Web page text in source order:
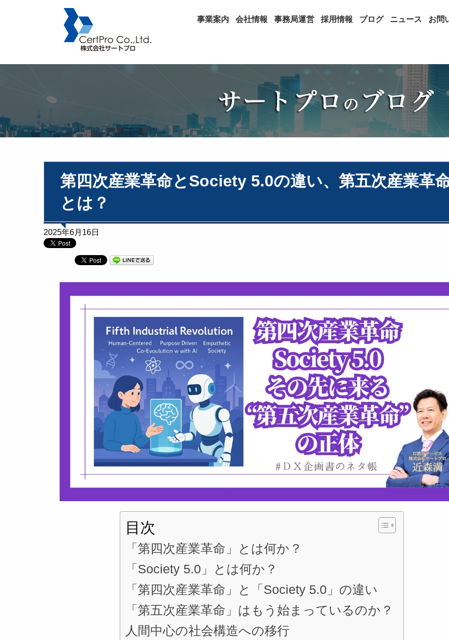
事業案内 会社情報 事務局運営 採用情報 ブログ ニュース お問
第四次産業革命とSociety 5.0の違い、第五次産業革
とは？
2025年6月16日
目次
「第四次産業革命」とは何か？
「Society 5.0」とは何か？
「第四次産業革命」と「Society 5.0」の違い
「第五次産業革命」はもう始まっているのか？
人間中心の社会構造への移行